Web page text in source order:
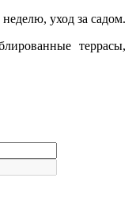
уход за садом.
террасы,